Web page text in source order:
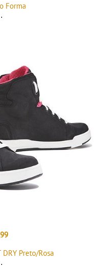
Forma
DRY Preto/Rosa